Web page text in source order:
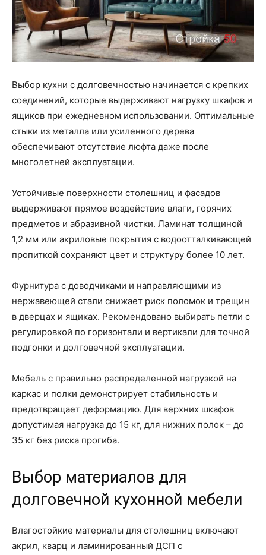
Выбор кухни с долговечностью начинается с крепких
соединений, которые выдерживают нагрузку шкафов и
ящиков при ежедневном использовании. Оптимальные
стыки из металла или усиленного дерева
обеспечивают отсутствие люфта даже после
многолетней эксплуатации.
Устойчивые поверхности столешниц и фасадов
выдерживают прямое воздействие влаги, горячих
предметов и абразивной чистки. Ламинат толщиной
1,2 мм или акриловые покрытия с водоотталкивающей
пропиткой сохраняют цвет и структуру более 10 лет.
Фурнитура с доводчиками и направляющими из
нержавеющей стали снижает риск поломок и трещин
в дверцах и ящиках. Рекомендовано выбирать петли с
регулировкой по горизонтали и вертикали для точной
подгонки и долговечной эксплуатации.
Мебель с правильно распределенной нагрузкой на
каркас и полки демонстрирует стабильность и
предотвращает деформацию. Для верхних шкафов
допустимая нагрузка до 15 кг, для нижних полок – до
35 кг без риска прогиба.
Выбор материалов для
долговечной кухонной мебели
Влагостойкие материалы для столешниц включают
акрил, кварц и ламинированный ДСП с